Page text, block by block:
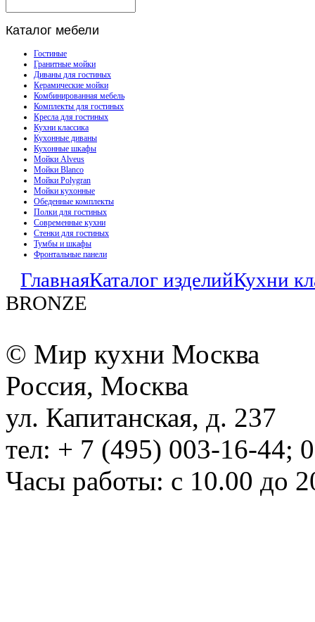
Каталог мебели
Гостиные
Гранитные мойки
Диваны для гостиных
Керамические мойки
Комбинированная мебель
Комплекты для гостиных
Кресла для гостиных
Кухни классика
Кухонные диваны
Кухонные шкафы
Мойки Alveus
Мойки Blanco
Мойки Polygran
Мойки кухонные
Обеденные комплекты
Полки для гостиных
Современные кухни
Стенки для гостиных
Тумбы и шкафы
Фронтальные панели
ГлавнаяКаталог изделийКухни
BRONZE
© Мир кухни Москва
Россия, Москва
ул. Капитанская, д. 237
тел: + 7 (495) 003-16-44;
Часы работы: с 10.00 до